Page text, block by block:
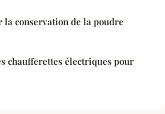
conservation de la poudre
chaufferettes électriques pour